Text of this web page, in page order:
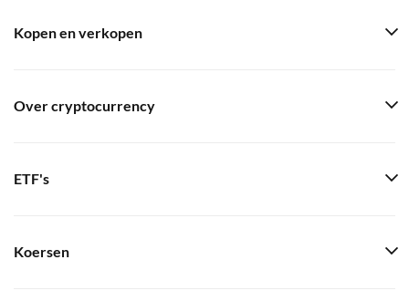
Kopen en verkopen
Over cryptocurrency
ETF's
Koersen